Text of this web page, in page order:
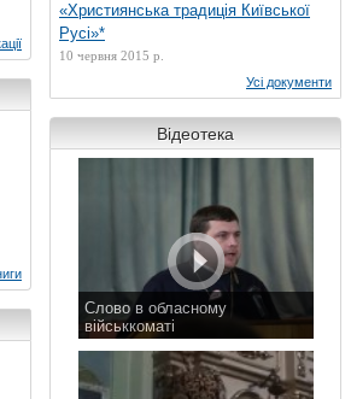
«Християнська традиція Київської
Русі»*
10 червня 2015 р.
Усі документи
Відеотека
Слово в обласному
військкоматі